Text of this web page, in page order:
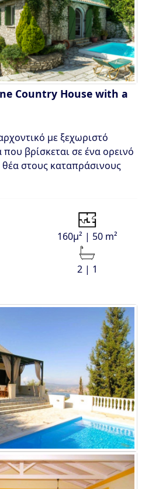
Country House with a
με ξεχωριστό
βρίσκεται σε ένα ορεινό
στους καταπράσινους
160μ² | 50 m²
2 | 1